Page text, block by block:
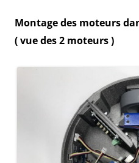
Montage des moteurs
( vue des 2 moteurs )